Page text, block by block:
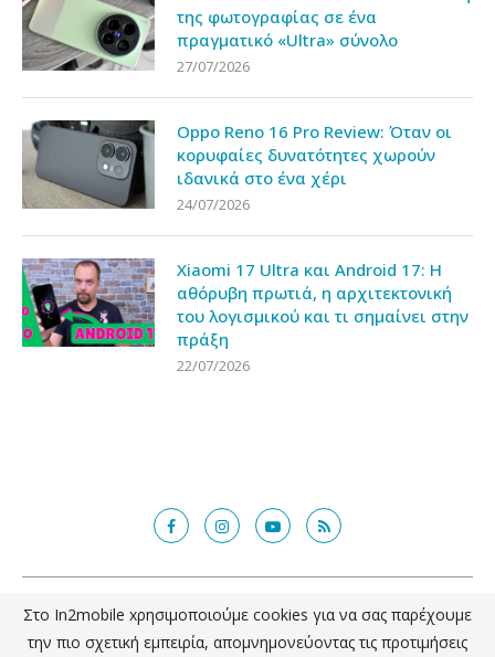
της φωτογραφίας σε ένα
πραγματικό «Ultra» σύνολο
27/07/2026
Oppo Reno 16 Pro Review: Όταν οι
κορυφαίες δυνατότητες χωρούν
ιδανικά στο ένα χέρι
24/07/2026
Xiaomi 17 Ultra και Android 17: Η
αθόρυβη πρωτιά, η αρχιτεκτονική
του λογισμικού και τι σημαίνει στην
πράξη
22/07/2026
@2018 - in2mobile.gr. All Right Reserved. Designed and developed by
mcde.gr
Στο In2mobile xρησιμοποιούμε cookies για να σας παρέχουμε
την πιο σχετική εμπειρία, απομνημονεύοντας τις προτιμήσεις